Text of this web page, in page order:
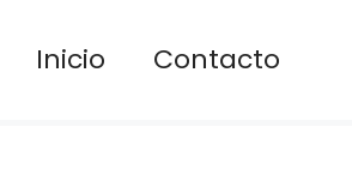
Inicio Contacto